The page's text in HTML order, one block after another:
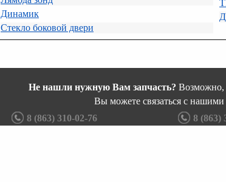
Динамик
Стекло боковой двери
Не нашли нужную Вам запчасть? Возможно,
Вы можете связаться с
8 (863) 310-02-76
8 (863)